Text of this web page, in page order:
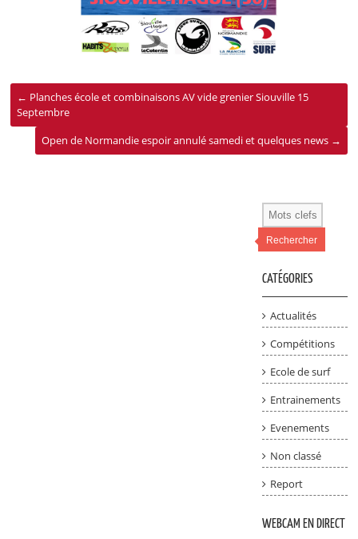
← Planches école et combinaisons AV vide grenier Siouville 15
Septembre
Open de Normandie espoir annulé samedi et quelques news →
Rechercher
CATÉGORIES
Actualités
Compétitions
Ecole de surf
Entrainements
Evenements
Non classé
Report
WEBCAM EN DIRECT